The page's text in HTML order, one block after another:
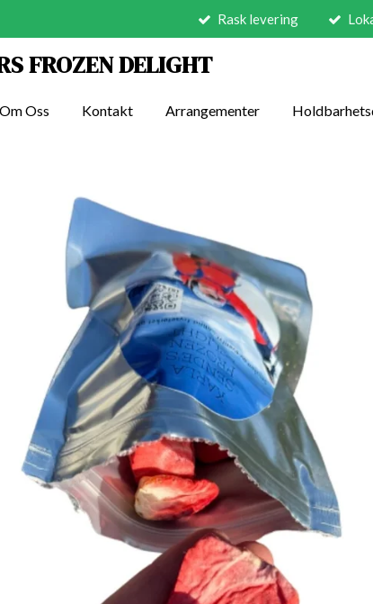
Rask levering
FROZEN DELIGHT
Om Oss Kontakt Arrangementer